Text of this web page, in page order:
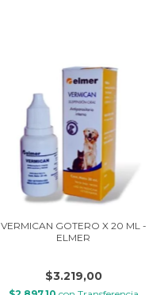
VERMICAN GOTERO X 20 ML -
ELMER
$3.219,00